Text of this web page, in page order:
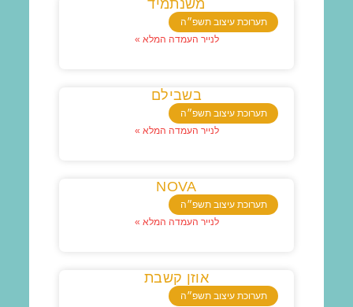
תערוכת עיצוב תשפ״ה
משנתמיד
לנייר העמדה המלא »
תערוכת עיצוב תשפ״ה
בשבילם
לנייר העמדה המלא »
תערוכת עיצוב תשפ״ה
NOVA
לנייר העמדה המלא »
תערוכת עיצוב תשפ״ה
אוזן קשבת